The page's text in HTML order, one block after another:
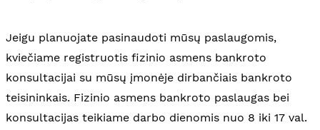
Jeigu planuojate pasinaudoti mūsų paslaugomis,
kviečiame registruotis fizinio asmens bankroto
konsultacijai su mūsų įmonėje dirbančiais bankroto
teisininkais. Fizinio asmens bankroto paslaugas bei
konsultacijas teikiame darbo dienomis nuo 8 iki 17 val.